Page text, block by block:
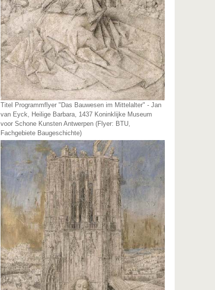
Titel Programmflyer "Das Bauwesen im Mittelalter" - Jan
van Eyck, Heilige Barbara, 1437 Koninklijke Museum
voor Schone Kunsten Antwerpen (Flyer: BTU,
Fachgebiete Baugeschichte)